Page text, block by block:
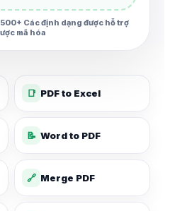
500+ Các định dạng được hỗ trợ
mã hóa
📑 PDF to Excel
📝 Word to PDF
🔗 Merge PDF